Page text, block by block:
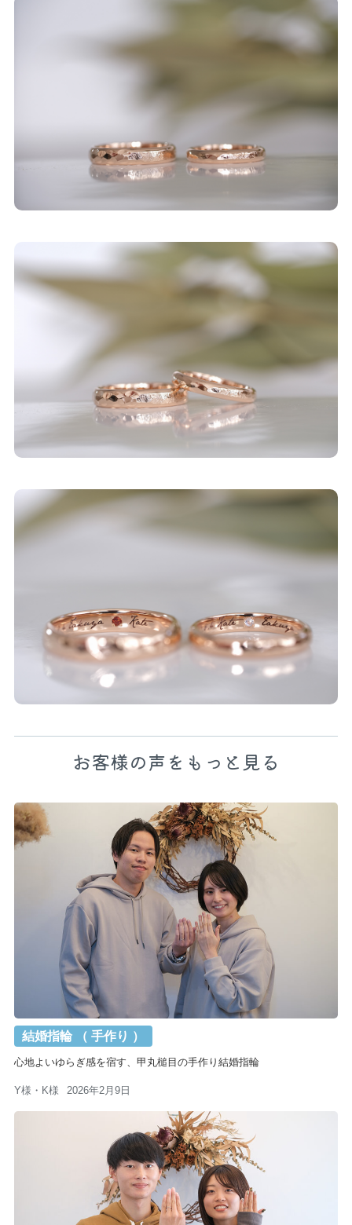
お客様の声をもっと見る
結婚指輪 （ 手作り ）
心地よいゆらぎ感を宿す、甲丸槌目の手作り結婚指輪
Y様・K様 2026年2月9日